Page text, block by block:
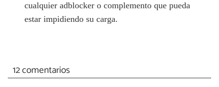
cualquier adblocker o complemento que pueda
estar impidiendo su carga.
12 comentarios